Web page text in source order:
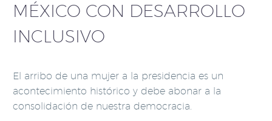
MÉXICO CON DESARROLLO
INCLUSIVO
El arribo de una mujer a la presidencia es un
acontecimiento histórico y debe abonar a la
consolidación de nuestra democracia.